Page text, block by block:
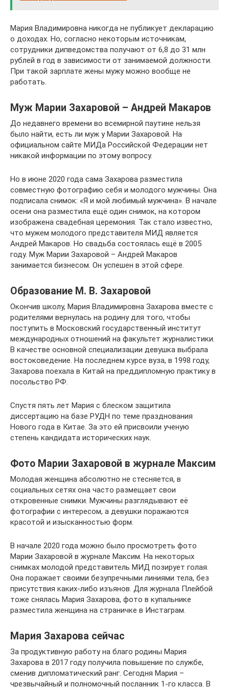
Мария Владимировна никогда не публикует декларацию
о доходах. Но, согласно некоторым источникам,
сотрудники дипведомства получают от 6,8 до 31 млн
рублей в год в зависимости от занимаемой должности.
При такой зарплате жены мужу можно вообще не
работать.
Муж Марии Захаровой – Андрей Макаров
До недавнего времени во всемирной паутине нельзя
было найти, есть ли муж у Марии Захаровой. На
официальном сайте МИДа Российской Федерации нет
никакой информации по этому вопросу.
Но в июне 2020 года сама Захарова разместила
совместную фотографию себя и молодого мужчины. Она
подписала снимок: «Я и мой любимый мужчина». В начале
осени она разместила ещё один снимок, на котором
изображена свадебная церемония. Так стало известно,
что мужем молодого представителя МИД является
Андрей Макаров. Но свадьба состоялась ещё в 2005
году. Муж Марии Захаровой – Андрей Макаров
занимается бизнесом. Он успешен в этой сфере.
Образование М. В. Захаровой
Окончив школу, Мария Владимировна Захарова вместе с
родителями вернулась на родину для того, чтобы
поступить в Московский государственный институт
международных отношений на факультет журналистики.
В качестве основной специализации девушка выбрала
востоковедение. На последнем курсе вуза, в 1998 году,
Захарова поехала в Китай на преддипломную практику в
посольство РФ.
Спустя пять лет Мария с блеском защитила
диссертацию на базе РУДН по теме празднования
Нового года в Китае. За это ей присвоили ученую
степень кандидата исторических наук.
Фото Марии Захаровой в журнале Максим
Молодая женщина абсолютно не стесняется, в
социальных сетях она часто размещает свои
откровенные снимки. Мужчины разглядывают её
фотографии с интересом, а девушки поражаются
красотой и изысканностью форм.
В начале 2020 года можно было просмотреть фото
Марии Захаровой в журнале Максим. На некоторых
снимках молодой представитель МИД позирует голая.
Она поражает своими безупречными линиями тела, без
присутствия каких-либо изъянов. Для журнала Плейбой
тоже снялась Мария Захарова, фото в купальнике
разместила женщина на страничке в Инстаграм.
Мария Захарова сейчас
За продуктивную работу на благо родины Мария
Захарова в 2017 году получила повышение по службе,
сменив дипломатический ранг. Сегодня Мария –
чрезвычайный и полномочный посланник 1-го класса. В